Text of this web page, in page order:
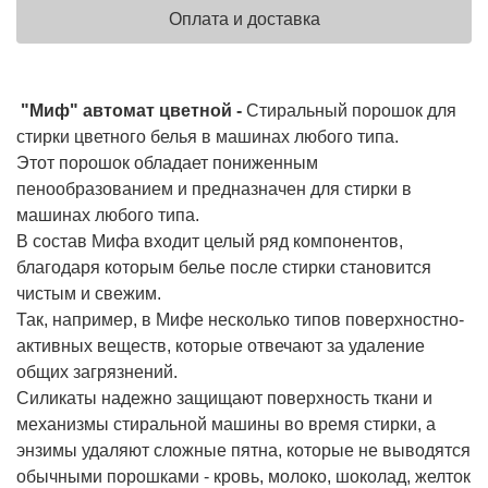
Оплата и доставка
"Миф" автомат цветной - Стиральный порошок для
стирки цветного белья в машинах любого типа.
Этот порошок обладает пониженным
пенообразованием и предназначен для стирки в
машинах любого типа.
В состав Мифа входит целый ряд компонентов,
благодаря которым белье после стирки становится
чистым и свежим.
Так, например, в Мифе несколько типов поверхностно-
активных веществ, которые отвечают за удаление
общих загрязнений.
Силикаты надежно защищают поверхность ткани и
механизмы стиральной машины во время стирки, а
энзимы удаляют сложные пятна, которые не выводятся
обычными порошками - кровь, молоко, шоколад, желток